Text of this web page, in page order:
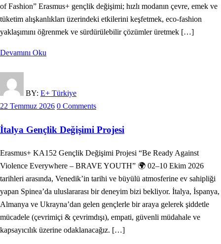
of Fashion” Erasmus+ gençlik değişimi; hızlı modanın çevre, emek ve
tüketim alışkanlıkları üzerindeki etkilerini keşfetmek, eco-fashion
yaklaşımını öğrenmek ve sürdürülebilir çözümler üretmek […]
Devamını Oku
BY: E+ Türkiye
22 Temmuz 2026 0 Comments
İtalya Gençlik Değişimi Projesi
Erasmus+ KA152 Gençlik Değişimi Projesi “Be Ready Against
Violence Everywhere – BRAVE YOUTH” 🌍 02–10 Ekim 2026
tarihleri arasında, Venedik’in tarihi ve büyülü atmosferine ev sahipliği
yapan Spinea’da uluslararası bir deneyim bizi bekliyor. İtalya, İspanya,
Almanya ve Ukrayna’dan gelen gençlerle bir araya gelerek şiddetle
mücadele (çevrimiçi & çevrimdışı), empati, güvenli müdahale ve
kapsayıcılık üzerine odaklanacağız. […]